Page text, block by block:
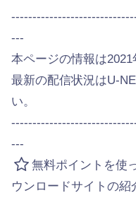
---
本ページの情報は2021
最新の配信状況はU-
い。
---
無料ポイントを使
ウンロードサイトの紹